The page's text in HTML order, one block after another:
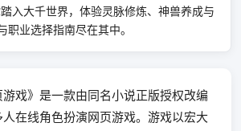
入大千世界，体验灵脉修炼、神兽养成与
职业选择指南尽在其中。
游戏》是一款由同名小说正版授权改编
在线角色扮演网页游戏。游戏以宏大